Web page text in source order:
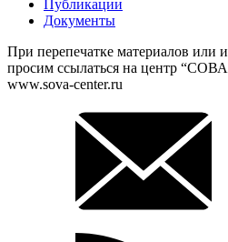
Публикации
Документы
При перепечатке материалов или
просим ссылаться на центр
www.sova-center.ru